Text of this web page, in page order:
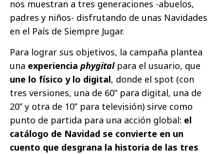
nos muestran a tres generaciones -abuelos,
padres y niños- disfrutando de unas Navidades
en el País de Siempre Jugar.
Para lograr sus objetivos, la campaña plantea
una experiencia phygital para el usuario, que
une lo físico y lo digital, donde el spot (con
tres versiones, una de 60’’ para digital, una de
20’’ y otra de 10’’ para televisión) sirve como
punto de partida para una acción global: el
catálogo de Navidad se convierte en un
cuento que desgrana la historia de las tres